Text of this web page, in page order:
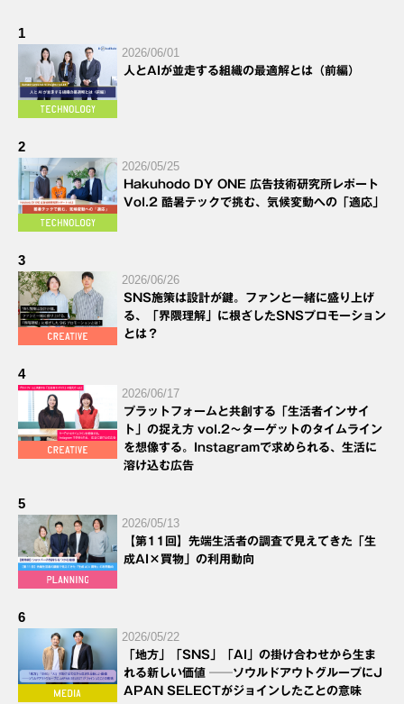
1
2026/06/01
人とAIが並走する組織の最適解とは（前編）
2
2026/05/25
Hakuhodo DY ONE 広告技術研究所レポート
Vol.2 酷暑テックで挑む、気候変動への「適応」
3
2026/06/26
SNS施策は設計が鍵。ファンと一緒に盛り上げ
る、「界隈理解」に根ざしたSNSプロモーション
とは？
4
2026/06/17
プラットフォームと共創する「生活者インサイ
ト」の捉え方 vol.2～ターゲットのタイムライン
を想像する。Instagramで求められる、生活に
溶け込む広告
5
2026/05/13
【第11回】先端生活者の調査で見えてきた「生
成AI×買物」の利用動向
6
2026/05/22
「地方」「SNS」「AI」の掛け合わせから生ま
れる新しい価値 ──ソウルドアウトグループにJ
APAN SELECTがジョインしたことの意味